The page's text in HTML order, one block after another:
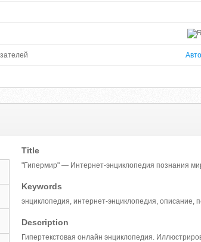
Title
"Гипермир" — Интернет-энциклопедия познания
Keywords
энциклопедия, интернет-энциклопедия, описание,
Description
Гипертекстовая онлайн энциклопедия.